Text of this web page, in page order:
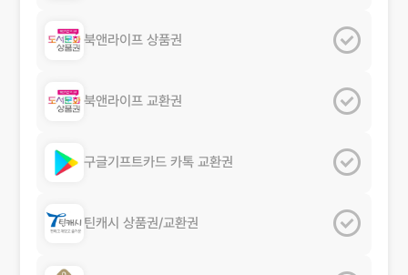
북앤라이프 상품권
북앤라이프 교환권
구글기프트카드 카톡 교환권
틴캐시 상품권/교환권